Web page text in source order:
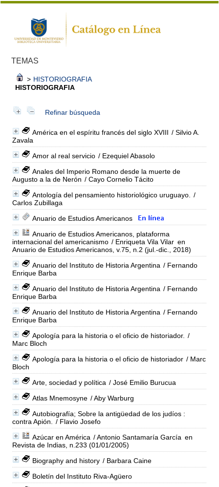
TEMAS
> HISTORIOGRAFIA
HISTORIOGRAFIA
Refinar búsqueda
América en el espíritu francés del siglo XVIII / Silvio A.
Zavala
Amor al real servicio / Ezequiel Abasolo
Anales del Imperio Romano desde la muerte de
Augusto a la de Nerón / Cayo Cornelio Tácito
Antología del pensamiento historiológico uruguayo.
/
Carlos Zubillaga
Anuario de Estudios Americanos
Anuario de Estudios Americanos, plataforma
internacional del americanismo / Enriqueta Vila Vilar en
Anuario de Estudios Americanos, v.75, n.2 (jul.-dic., 2018)
Anuario del Instituto de Historia Argentina / Fernando
Enrique Barba
Anuario del Instituto de Historia Argentina / Fernando
Enrique Barba
Anuario del Instituto de Historia Argentina / Fernando
Enrique Barba
Apología para la historia o el oficio de historiador. /
Marc Bloch
Apología para la historia o el oficio de historiador / Marc
Bloch
Arte, sociedad y política / José Emilio Burucua
Atlas Mnemosyne / Aby Warburg
Autobiografía; Sobre la antigüedad de los judíos :
contra Apión.
/ Flavio Josefo
Azúcar en América / Antonio Santamaría García en
Revista de Indias, n.233 (01/01/2005)
Biography and history / Barbara Caine
Boletín del Instituto Riva-Agüero